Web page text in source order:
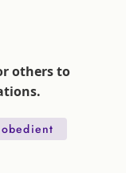
others to
obedient